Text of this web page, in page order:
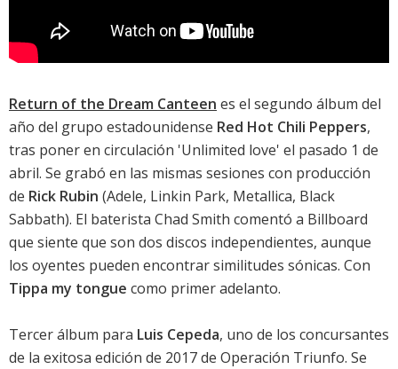
Return of the Dream Canteen es el segundo álbum del
año del grupo estadounidense Red Hot Chili Peppers,
tras poner en circulación 'Unlimited love' el pasado 1 de
abril. Se grabó en las mismas sesiones con producción
de Rick Rubin (Adele, Linkin Park, Metallica, Black
Sabbath). El baterista Chad Smith comentó a Billboard
que siente que son dos discos independientes, aunque
los oyentes pueden encontrar similitudes sónicas. Con
Tippa my tongue como primer adelanto.
Tercer álbum para Luis Cepeda, uno de los concursantes
de la exitosa edición de 2017 de Operación Triunfo. Se